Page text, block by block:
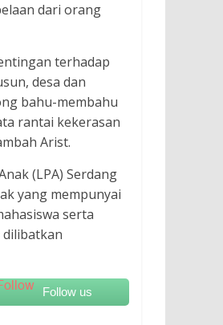
dari orang
terhadap
desa dan
bahu-membahu
rantai kekerasan
Arist.
(LPA) Serdang
yang mempunyai
serta
Follow us